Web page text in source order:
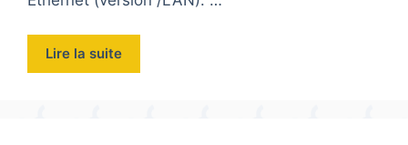
Lire la suite